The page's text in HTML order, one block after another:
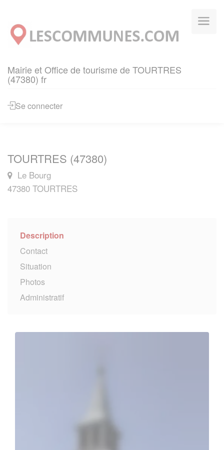
Mairie et Office de tourisme de TOURTRES
(47380) fr
Se connecter
TOURTRES (47380)
Le Bourg
47380 TOURTRES
Description
Contact
Situation
Photos
Administratif